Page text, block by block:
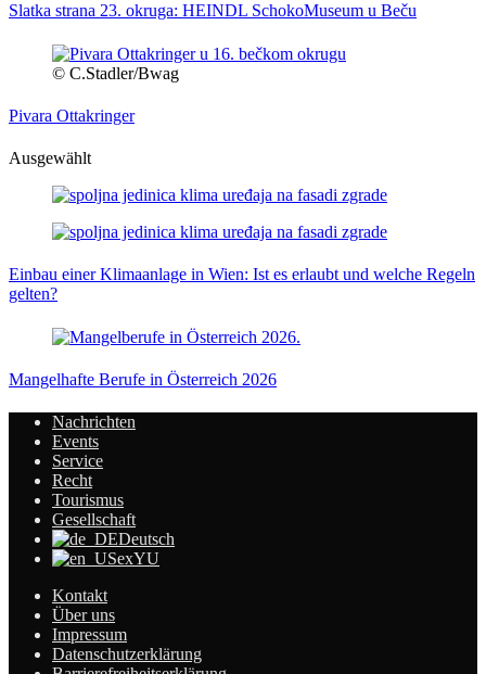
Slatka strana 23. okruga: HEINDL SchokoMuseum u Beču
© C.Stadler/Bwag
Pivara Ottakringer
Ausgewählt
Einbau einer Klimaanlage in Wien: Ist es erlaubt und welche Regeln
gelten?
Mangelhafte Berufe in Österreich 2026
Nachrichten
Events
Service
Recht
Tourismus
Gesellschaft
Deutsch
exYU
Kontakt
Über uns
Impressum
Datenschutzerklärung